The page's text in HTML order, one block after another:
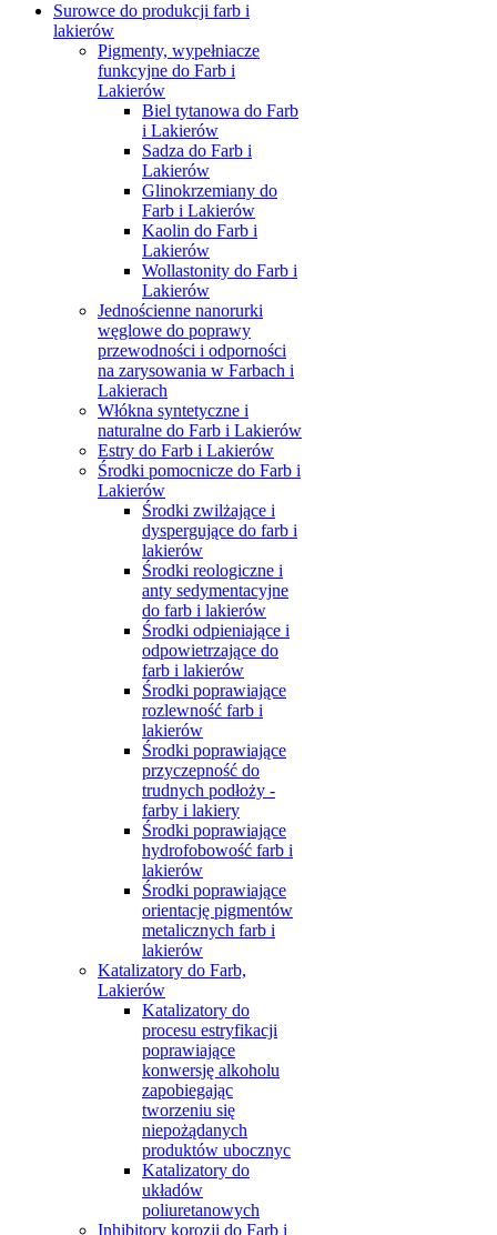
Surowce do produkcji farb i
lakierów
Pigmenty, wypełniacze
funkcyjne do Farb i
Lakierów
Biel tytanowa do Farb
i Lakierów
Sadza do Farb i
Lakierów
Glinokrzemiany do
Farb i Lakierów
Kaolin do Farb i
Lakierów
Wollastonity do Farb i
Lakierów
Jednościenne nanorurki
węglowe do poprawy
przewodności i odporności
na zarysowania w Farbach i
Lakierach
Włókna syntetyczne i
naturalne do Farb i Lakierów
Estry do Farb i Lakierów
Środki pomocnicze do Farb i
Lakierów
Środki zwilżające i
dyspergujące do farb i
lakierów
Środki reologiczne i
anty sedymentacyjne
do farb i lakierów
Środki odpieniające i
odpowietrzające do
farb i lakierów
Środki poprawiające
rozlewność farb i
lakierów
Środki poprawiające
przyczepność do
trudnych podłoży -
farby i lakiery
Środki poprawiające
hydrofobowość farb i
lakierów
Środki poprawiające
orientację pigmentów
metalicznych farb i
lakierów
Katalizatory do Farb,
Lakierów
Katalizatory do
procesu estryfikacji
poprawiające
konwersję alkoholu
zapobiegając
tworzeniu się
niepożądanych
produktów ubocznyc
Katalizatory do
układów
poliuretanowych
Inhibitory korozji do Farb i